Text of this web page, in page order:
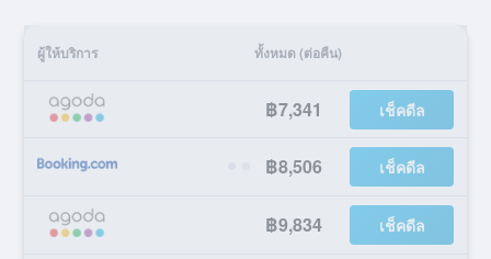
ผู้ให้บริการ ทั้งหมด (ต่อคืน)
฿7,341 เช็คดีล
฿8,506 เช็คดีล
฿9,834 เช็คดีล